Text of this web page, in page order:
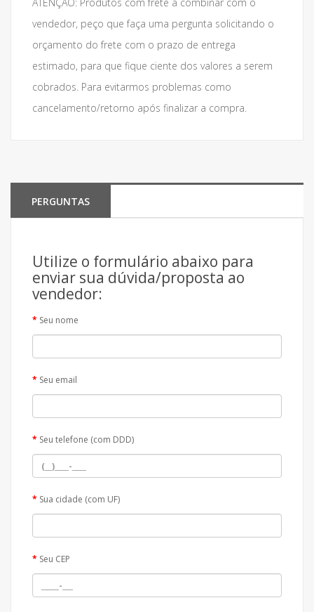
vendedor, peço que faça uma pergunta solicitando o
orçamento do frete com o prazo de entrega
estimado, para que fique ciente dos valores a serem
cobrados. Para evitarmos problemas como
cancelamento/retorno após finalizar a compra.
PERGUNTAS
Utilize o formulário abaixo para
enviar sua dúvida/proposta ao
vendedor:
Seu nome
Seu email
Seu telefone (com DDD)
Sua cidade (com UF)
Seu CEP